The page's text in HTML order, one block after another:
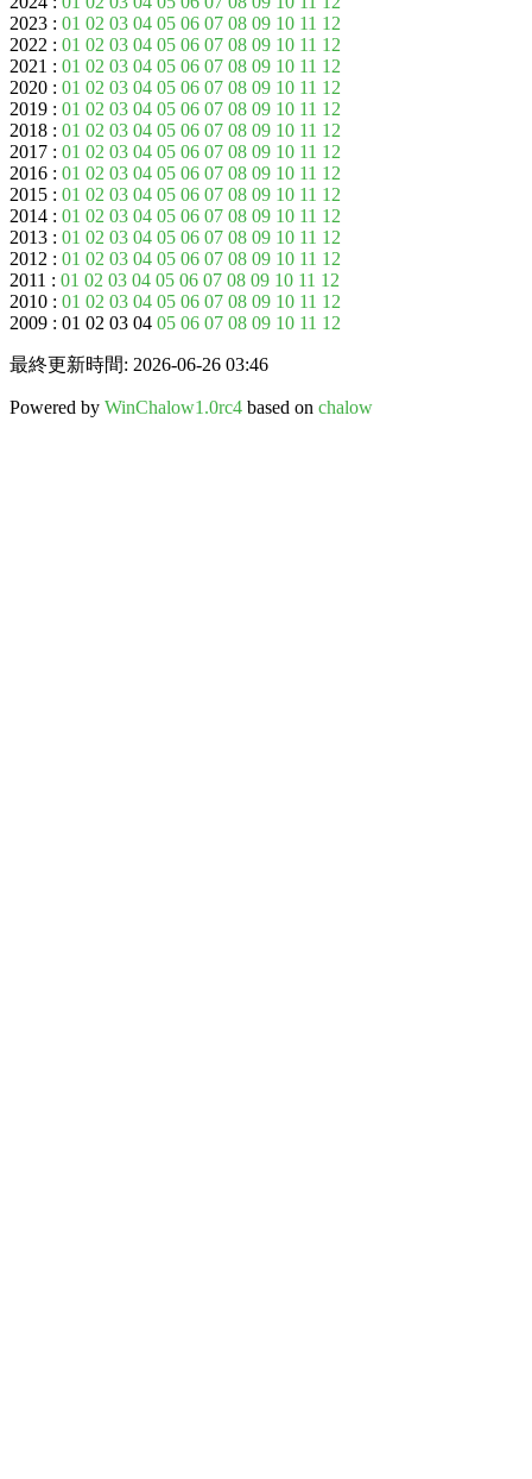
2023 : 01 02 03 04 05 06 07 08 09 10 11 12
2022 : 01 02 03 04 05 06 07 08 09 10 11 12
2021 : 01 02 03 04 05 06 07 08 09 10 11 12
2020 : 01 02 03 04 05 06 07 08 09 10 11 12
2019 : 01 02 03 04 05 06 07 08 09 10 11 12
2018 : 01 02 03 04 05 06 07 08 09 10 11 12
2017 : 01 02 03 04 05 06 07 08 09 10 11 12
2016 : 01 02 03 04 05 06 07 08 09 10 11 12
2015 : 01 02 03 04 05 06 07 08 09 10 11 12
2014 : 01 02 03 04 05 06 07 08 09 10 11 12
2013 : 01 02 03 04 05 06 07 08 09 10 11 12
2012 : 01 02 03 04 05 06 07 08 09 10 11 12
2011 : 01 02 03 04 05 06 07 08 09 10 11 12
2010 : 01 02 03 04 05 06 07 08 09 10 11 12
2009 : 01 02 03 04 05 06 07 08 09 10 11 12
最終更新時間: 2026-06-26 03:46
Powered by WinChalow1.0rc4 based on chalow